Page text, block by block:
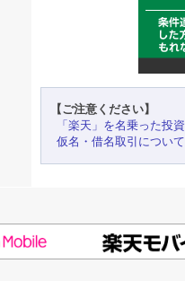
【ご注意ください】
「楽天」を名乗った投
仮名・借名取引について